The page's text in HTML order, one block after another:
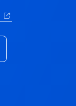
(Ouverture dans un